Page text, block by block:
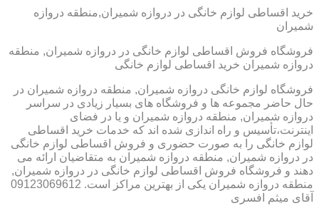
خرید اقساطی لوازم خانگی در دروازه شمیران,منطقه دروازه
شمیران
فروشگاه فروش اقساطی لوازم خانگی در دروازه شمیران, منطقه
دروازه شمیران خرید اقساطی لوازم خانگی
فروشگاه لوازم خانگی دروازه شمیران, منطقه دروازه شمیران در
حال حاضر مجموعه ها و فروشگاه های بسیار زیادی در سراسر
دروازه شمیران, منطقه دروازه شمیران و یا در فضای
اینترنت،تأسیس و راه اندازی شده اند که خدمات خرید اقساطی
لوازم خانگی را به صورت حضوری و فروش اقساطی لوازم خانگی
در دروازه شمیران, منطقه دروازه شمیران به متقاضیان ارائه می
دهند و فروشگاه فروش اقساطی لوازم خانگی در دروازه شمیران,
منطقه دروازه شمیران یکی از بهترین مراکز است. 09123069612
آقای میثم افسری